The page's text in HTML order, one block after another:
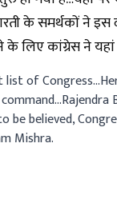
के समर्थकों ने इस
के लिए कांग्रेस
of
be believed,
Mishra.